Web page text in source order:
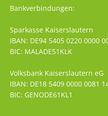
auszublenden
08:00 bis 18:00 Uhr
Bankverbindungen:
Sparkasse Kaiserslautern
IBAN: DE94 5405 0220 0000
BIC: MALADE51KLK
Volksbank Kaiserslautern eG
IBAN: DE18 5409 0000 0081
BIC: GENODE61KL1